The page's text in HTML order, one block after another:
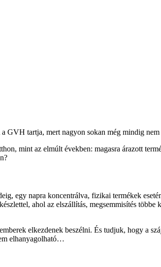
GVH tartja, mert nagyon sokan még mindig
mint az elmúlt években: magasra árazott
egy napra koncentrálva, fizikai termékek
ahol az elszállítás, megsemmisítés
elkezdenek beszélni. És tudjuk, hogy a
elhanyagolható…